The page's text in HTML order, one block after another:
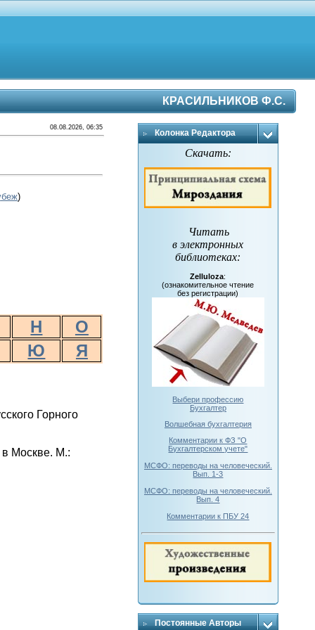
КРАСИЛЬНИКОВ Ф.С.
08.08.2026, 06:35
)
Н
О
Ю Я
Горного
в Москве. М.:
Колонка Редактора
Скачать:
Читать
в электронных
библиотеках:
Zelluloza:
(ознакомительное чтение
без регистрации)
Выбери профессию
Бухгалтер
Волшебная бухгалтерия
Комментарии к ФЗ "О
Бухгалтерском учете"
МСФО: переводы на человеческий.
Вып. 1-3
МСФО: переводы на человеческий.
Вып. 4
Комментарии к ПБУ 24
Постоянные Авторы